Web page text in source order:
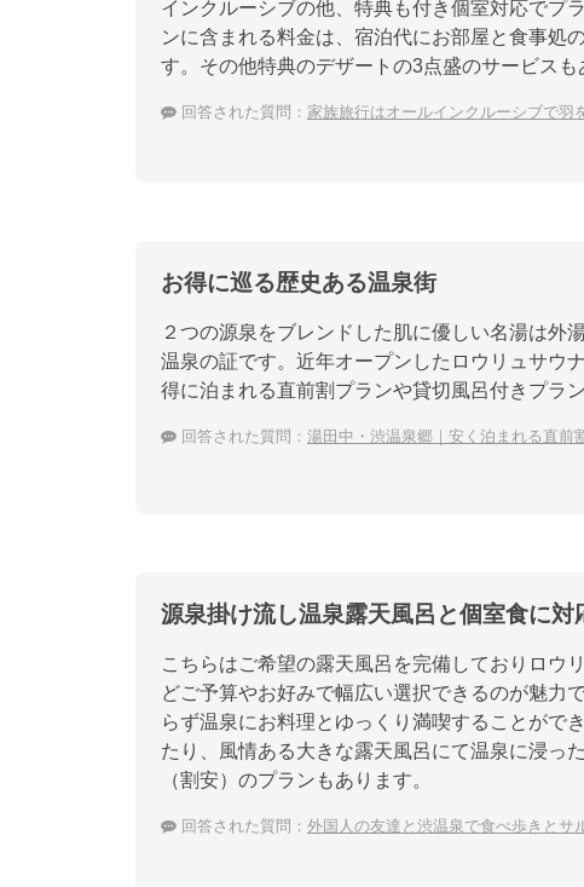
インクルーシブの他、特典も付き個室対応でプ
ンに含まれる料金は、宿泊代にお部屋と食事処
す。その他特典のデザートの3点盛のサービスも
回答された質問： 家族旅行はオールインクルーシブで羽
お得に巡る歴史ある温泉街
２つの源泉をブレンドした肌に優しい名湯は外
温泉の証です。近年オープンしたロウリュサウ
得に泊まれる直前割プランや貸切風呂付きプラ
回答された質問： 湯田中・渋温泉郷｜安く泊まれる直前
源泉掛け流し温泉露天風呂と個室食に対
こちらはご希望の露天風呂を完備しておりロウ
どご予算やお好みで幅広い選択できるのが魅力
らず温泉にお料理とゆっくり満喫することがで
たり、風情ある大きな露天風呂にて温泉に浸っ
（割安）のプランもあります。
回答された質問： 外国人の友達と渋温泉で食べ歩きとサ